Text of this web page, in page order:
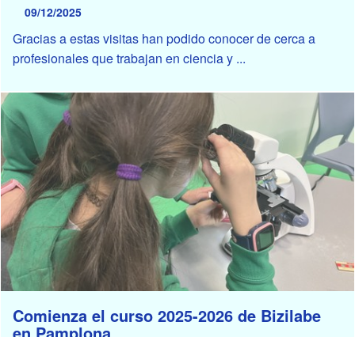
09/12/2025
Gracias a estas visitas han podido conocer de cerca a
profesionales que trabajan en ciencia y ...
Comienza el curso 2025-2026 de Bizilabe